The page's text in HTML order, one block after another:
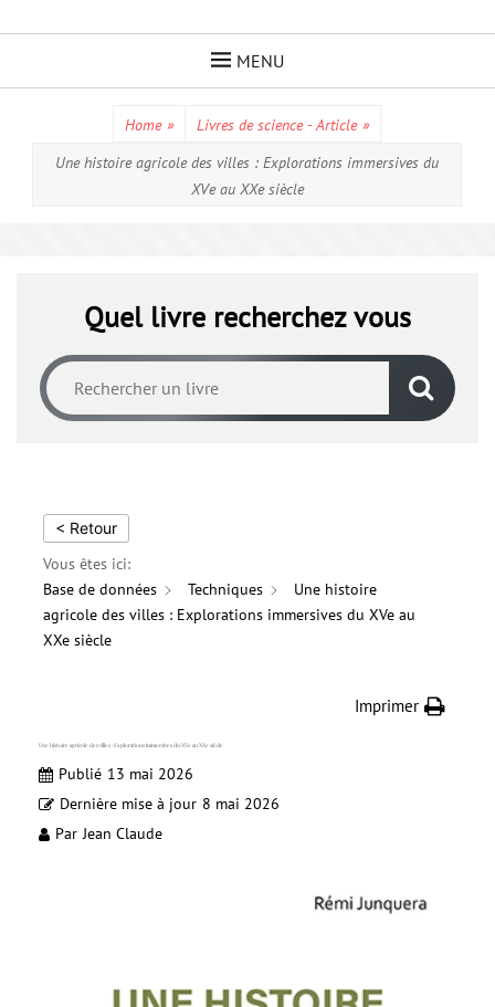
MENU
Home » Livres de science - Article »
Une histoire agricole des villes : Explorations immersives du
XVe au XXe siècle
Quel livre recherchez vous
< Retour
Vous êtes ici:
Base de données
Techniques
Une histoire
agricole des villes : Explorations immersives du XVe au
XXe siècle
Imprimer
Une histoire agricole des villes : Explorations immersives du XVe au XXe siècle
Publié 13 mai 2026
Dernière mise à jour 8 mai 2026
Par Jean Claude